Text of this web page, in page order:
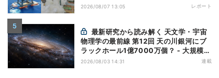
2026/08/07 13:05 レポート
物理学の最前線 第12回 天の川銀河にブ
ラックホール1億7000万個？ - 大規模計
算が描くその分布
2026/08/03 14:31 連載